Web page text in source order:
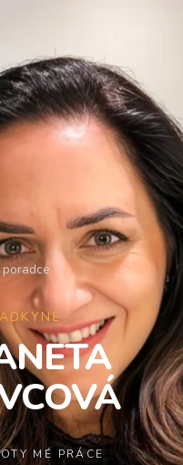
MÉ PRÁCE